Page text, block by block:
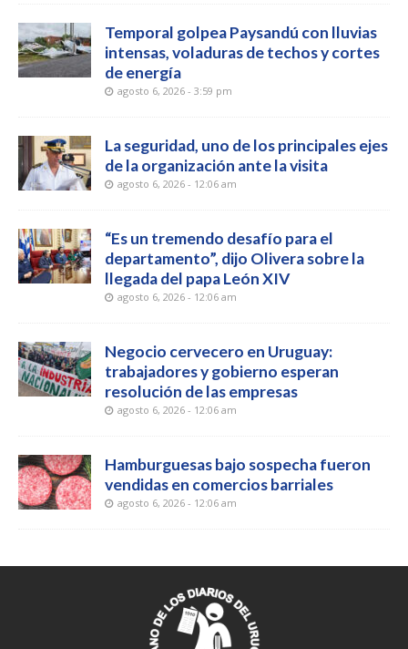
Temporal golpea Paysandú con lluvias
intensas, voladuras de techos y cortes
de energía
agosto 6, 2026 - 3:59 pm
La seguridad, uno de los principales ejes
de la organización ante la visita
agosto 6, 2026 - 12:06 am
“Es un tremendo desafío para el
departamento”, dijo Olivera sobre la
llegada del papa León XIV
agosto 6, 2026 - 12:06 am
Negocio cervecero en Uruguay:
trabajadores y gobierno esperan
resolución de las empresas
agosto 6, 2026 - 12:06 am
Hamburguesas bajo sospecha fueron
vendidas en comercios barriales
agosto 6, 2026 - 12:06 am